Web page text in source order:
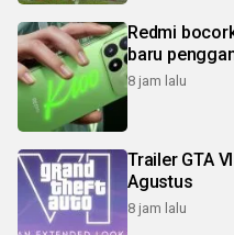
Redmi
baru
8 jam lalu
Trailer GTA
Agustus
8 jam lalu